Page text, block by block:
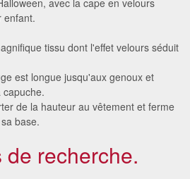
enfant.
tissu dont l'effet velours séduit
est longue jusqu'aux genoux et
de la hauteur au vêtement et ferme
base.
recherche.